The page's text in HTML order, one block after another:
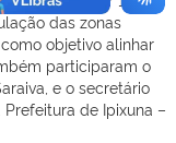
das zonas
objetivo alinhar
participaram o
e o secretário
de Ipixuna –